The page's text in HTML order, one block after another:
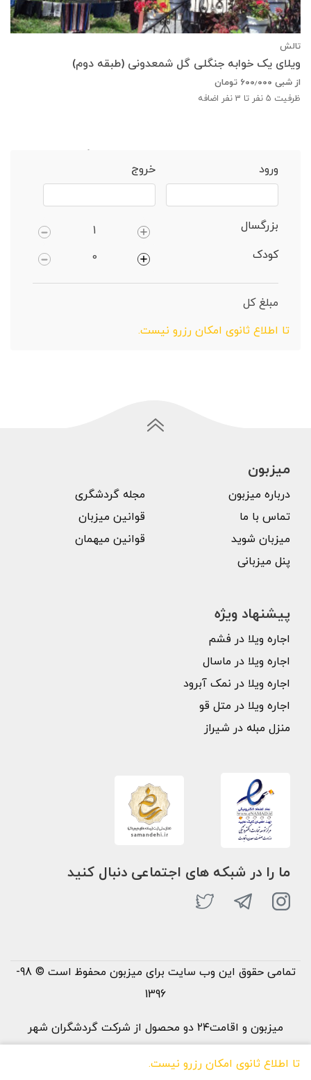
تالش
ویلای یک خوابه جنگلی گل شمعدونی (طبقه دوم)
از شبی ۶۰۰٫۰۰۰ تومان
ظرفیت 5 نفر تا 3 نفر اضافه
ورود
خروج
بزرگسال
کودک
مبلغ کل
تا اطلاع ثانوی امکان رزرو نیست.
تا اطلاع ثانوی امکان رزرو نیست.
میزبون
درباره میزبون
تماس با ما
میزبان شوید
پنل میزبانی
مجله گردشگری
قوانین میزبان
قوانین میهمان
پیشنهاد ویژه
اجاره ویلا در فشم
اجاره ویلا در ماسال
اجاره ویلا در نمک آبرود
اجاره ویلا در متل قو
منزل مبله در شیراز
ما را در شبکه های اجتماعی دنبال کنید
تمامی حقوق این وب سایت برای میزبون محفوظ است © 98-
1396
میزبون و اقامت۲۴ دو محصول از شرکت گردشگران شهر